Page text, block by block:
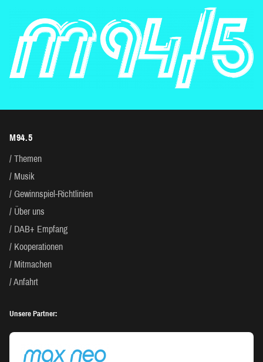
M94.5
Themen
Musik
Gewinnspiel-Richtlinien
Über uns
DAB+ Empfang
Kooperationen
Mitmachen
Anfahrt
Unsere Partner: